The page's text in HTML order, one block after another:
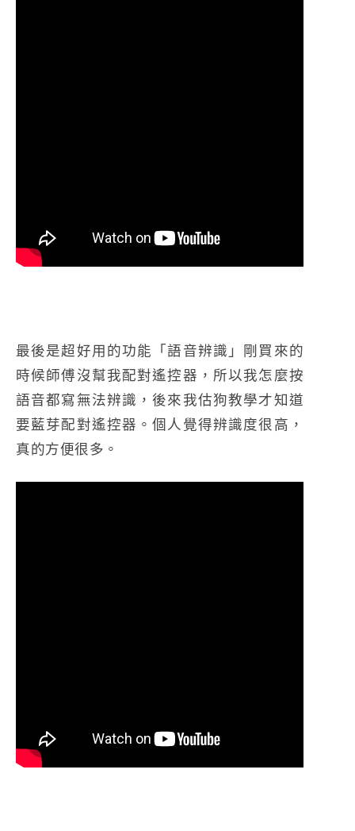
最後是超好用的功能「語音辨識」剛買來的
時候師傅沒幫我配對遙控器，所以我怎麼按
語音都寫無法辨識，後來我估狗教學才知道
要藍芽配對遙控器。個人覺得辨識度很高，
真的方便很多。